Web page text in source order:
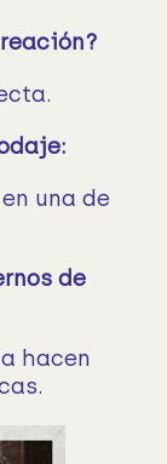
una de
de
hacen